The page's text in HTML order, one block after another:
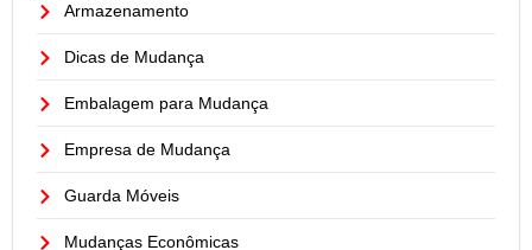
Armazenamento
Dicas de Mudança
Embalagem para Mudança
Empresa de Mudança
Guarda Móveis
Mudanças Econômicas